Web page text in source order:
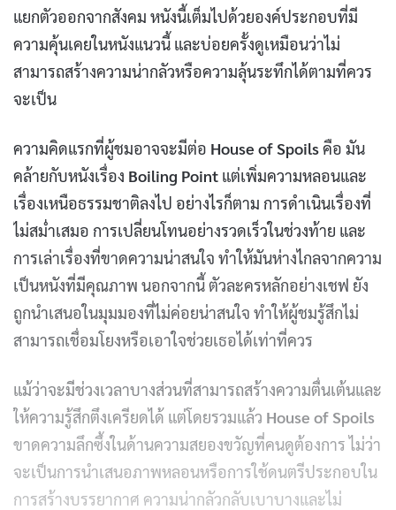
แยกตัวออกจากสังคม หนังนี้เต็มไปด้วยองค์ประกอบที่มี
ความคุ้นเคยในหนังแนวนี้ และบ่อยครั้งดูเหมือนว่าไม่
สามารถสร้างความน่ากลัวหรือความลุ้นระทึกได้ตามที่ควร
จะเป็น
ความคิดแรกที่ผู้ชมอาจจะมีต่อ House of Spoilsคือ มัน
คล้ายกับหนังเรื่อง Boiling Point แต่เพิ่มความหลอนและ
เรื่องเหนือธรรมชาติลงไป อย่างไรก็ตาม การดำเนินเรื่องที่
ไม่สม่ำเสมอ การเปลี่ยนโทนอย่างรวดเร็วในช่วงท้าย และ
การเล่าเรื่องที่ขาดความน่าสนใจ ทำให้มันห่างไกลจากความ
เป็นหนังที่มีคุณภาพ นอกจากนี้ ตัวละครหลักอย่างเชฟ ยัง
ถูกนำเสนอในมุมมองที่ไม่ค่อยน่าสนใจ ทำให้ผู้ชมรู้สึกไม่
สามารถเชื่อมโยงหรือเอาใจช่วยเธอได้เท่าที่ควร
แม้ว่าจะมีช่วงเวลาบางส่วนที่สามารถสร้างความตื่นเต้นและ
ให้ความรู้สึกตึงเครียดได้ แต่โดยรวมแล้ว House of Spoils
ขาดความลึกซึ้งในด้านความสยองขวัญที่คนดูต้องการ ไม่ว่า
จะเป็นการนำเสนอภาพหลอนหรือการใช้ดนตรีประกอบใน
การสร้างบรรยากาศ ความน่ากลัวกลับเบาบางและไม่